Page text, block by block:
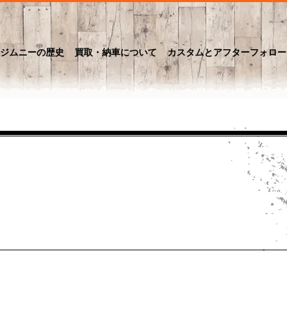
ジムニーの歴史 買取・納車について カスタムとアフターフォロー